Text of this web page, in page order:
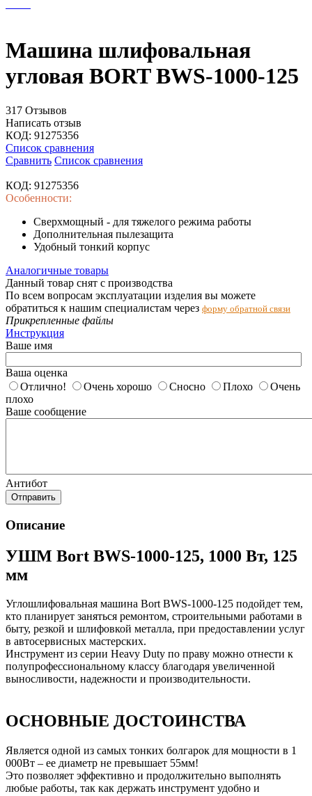
Машина шлифовальная
угловая BORT BWS-1000-125
317 Отзывов
Написать отзыв
КОД: 91275356
Список сравнения
Сравнить Список сравнения
КОД: 91275356
Особенности:
Сверхмощный - для тяжелого режима работы
Дополнительная пылезащита
Удобный тонкий корпус
Аналогичные товары
Данный товар снят с производства
По всем вопросам эксплуатации изделия вы можете
обратиться к нашим специалистам через форму обратной связи
Прикрепленные файлы
Инструкция
Ваше имя
Ваша оценка
Отлично!
Очень хорошо Сносно Плохо
Очень
плохо
Ваше сообщение
Антибот
Отправить
Описание
УШМ Bort BWS-1000-125, 1000 Вт, 125
мм
Углошлифовальная машина Bort BWS-1000-125 подойдет тем,
кто планирует заняться ремонтом, строительными работами в
быту, резкой и шлифовкой металла, при предоставлении услуг
в автосервисных мастерских.
Инструмент из серии Heavy Duty по праву можно отнести к
полупрофессиональному классу благодаря увеличенной
выносливости, надежности и производительности.
ОСНОВНЫЕ ДОСТОИНСТВА
Является одной из самых тонких болгарок для мощности в 1
000Вт – ее диаметр не превышает 55мм!
Это позволяет эффективно и продолжительно выполнять
любые работы, так как держать инструмент удобно и